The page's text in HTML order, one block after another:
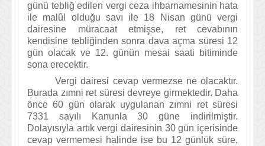
günü tebliğ edilen vergi ceza ihbarnamesinin hata
ile malûl olduğu savı ile 18 Nisan günü vergi
dairesine müracaat etmişse, ret cevabının
kendisine tebliğinden sonra dava açma süresi 12
gün olacak ve 12. günün mesai saati bitiminde
sona erecektir.
Vergi dairesi cevap vermezse ne olacaktır.
Burada zımni ret süresi devreye girmektedir. Daha
önce 60 gün olarak uygulanan zımni ret süresi
7331 sayılı Kanunla 30 güne indirilmiştir.
Dolayısıyla artık vergi dairesinin 30 gün içerisinde
cevap vermemesi halinde ise bu 12 günlük süre,